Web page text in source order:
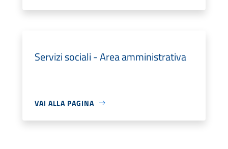
Servizi sociali - Area amministrativa
VAI ALLA PAGINA